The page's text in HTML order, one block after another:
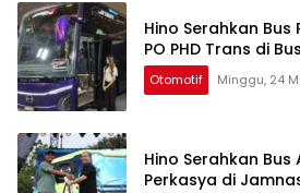
Hino Serahkan Bus
PO PHD Trans di
Otomotif Minggu, 24
Hino Serahkan Bus
Perkasya di